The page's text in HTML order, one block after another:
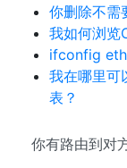
你删除不需
我如何浏览
ifconfig
我在哪里可
表？
你有路由到对